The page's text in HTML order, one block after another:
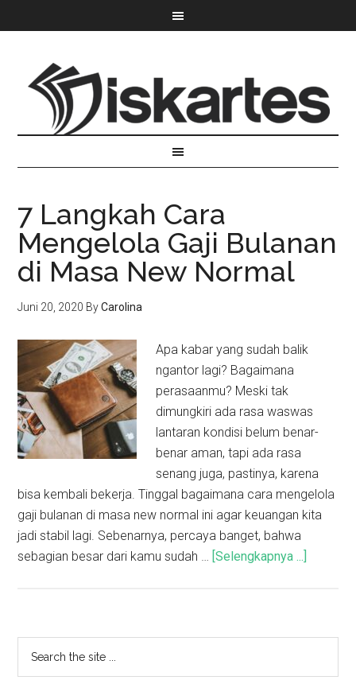
7 Langkah Cara
Mengelola Gaji Bulanan
di Masa New Normal
Juni 20, 2020 ByCarolina
Apa kabar yang sudah balik
ngantor lagi? Bagaimana
perasaanmu? Meski tak
dimungkiri ada rasa waswas
lantaran kondisi belum benar-
benar aman, tapi ada rasa
senang juga, pastinya, karena
bisa kembali bekerja. Tinggal bagaimana cara mengelola
gaji bulanan di masa new normal ini agar keuangan kita
jadi stabil lagi. Sebenarnya, percaya banget, bahwa
sebagian besar dari kamu sudah … [Selengkapnya ...]